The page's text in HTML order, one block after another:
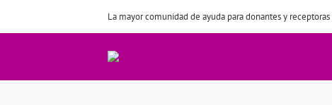
La mayor comunidad de ayuda para donantes y
Error estradiol